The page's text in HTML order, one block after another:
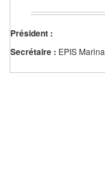
Président :
Secrétaire : EPIS Marina